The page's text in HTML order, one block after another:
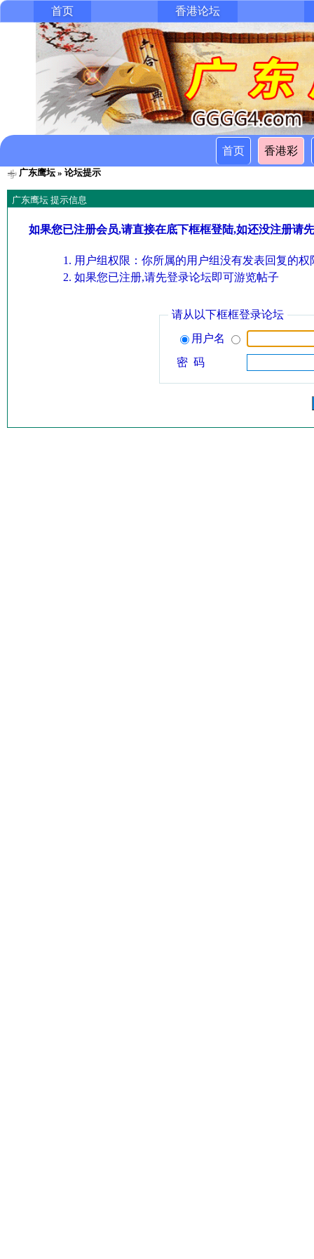
首页 香港论坛
首页 香港彩
广东鹰坛» 论坛提示
广东鹰坛 提示信息
如果您已注册会员,请直接在底下框框登陆,如还没注册请
用户组权限：你所属的用户组没有发表回复的权
如果您已注册,请先登录论坛即可游览帖子
请从以下框框登录论坛
用户名
密 码